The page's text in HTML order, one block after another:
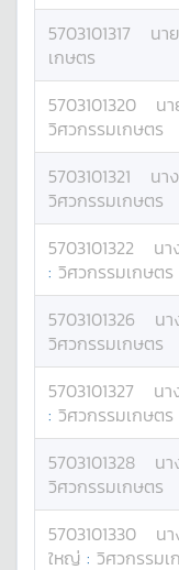
5703101317 นาย
เกษตร
5703101320 น
วิศวกรรมเกษตร
5703101321 นา
วิศวกรรมเกษตร
5703101322 นา
: วิศวกรรมเกษตร
5703101326 นา
วิศวกรรมเกษตร
5703101327 นา
: วิศวกรรมเกษตร
5703101328 นา
วิศวกรรมเกษตร
5703101330 น
ใหญ่ : วิศวกรรมเ